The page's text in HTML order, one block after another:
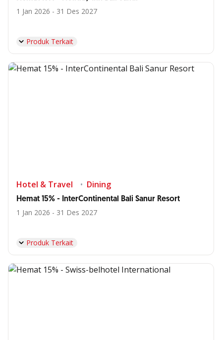
1 Jan 2026 - 31 Des 2027
Produk Terkait
Hotel & Travel Dining
Hemat 15% - InterContinental Bali Sanur Resort
1 Jan 2026 - 31 Des 2027
Produk Terkait